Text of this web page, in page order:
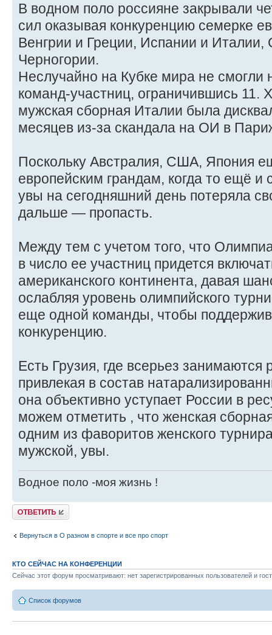
В водном поло россияне закрывали
сил оказывая конкуренцию семерке
Венгрии и Греции, Испании и Италии,
Черногории.
Неслучайно на Кубке мира не
команд-участниц, ограничившись 11.
мужская сборная Италии была
месяцев из-за скандала на ОИ в
Поскольку Австралия, США, Япония
европейским грандам, когда то ещё и
увы на сегодняшний день потеряла
дальше — пропасть.
Между тем с учетом того, что
в число ее участниц придется
американского континента, давая
ослабляя уровень олимпийского
еще одной команды, чтобы
конкуренцию.
Есть Грузия, где всерьез занимаются
привлекая в состав
она объективно уступает России в
можем отметить , что женская
одним из фаворитов женского
мужской, увы.
Водное поло -моя жизнь !
Ответить
Вернуться в О разном в спорте и все про спорт
КТО СЕЙЧАС НА КОНФЕРЕНЦИИ
Сейчас этот форум просматривают: нет зарегистрированных пользователей и
Список форумов